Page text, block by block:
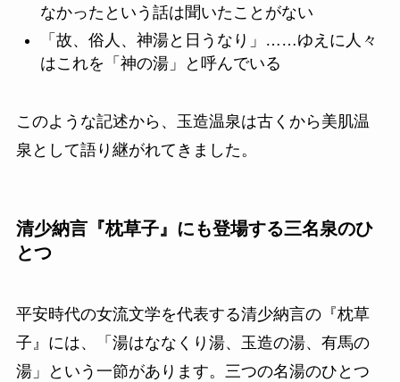
なかったという話は聞いたことがない
「故、俗人、神湯と日うなり」……ゆえに人々
はこれを「神の湯」と呼んでいる
このような記述から、玉造温泉は古くから美肌温
泉として語り継がれてきました。
清少納言『枕草子』にも登場する三名泉のひ
とつ
平安時代の女流文学を代表する清少納言の『枕草
子』には、「湯はななくり湯、玉造の湯、有馬の
湯」という一節があります。三つの名湯のひとつ